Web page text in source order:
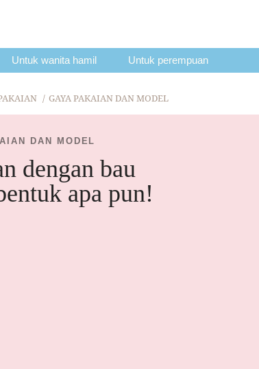
PERKAHWINAN KEHIDUPAN DAN
Untuk wanita hamil Untuk perempuan
GAYA PAKAIAN DAN MODEL
DAN MODEL
dengan bau
apa pun!